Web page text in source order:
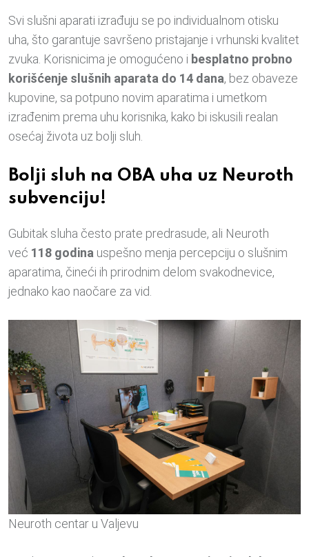
Svi slušni aparati izrađuju se po individualnom otisku
uha, što garantuje savršeno pristajanje i vrhunski kvalitet
zvuka. Korisnicima je omogućeno i besplatno probno
korišćenje slušnih aparata do 14 dana, bez obaveze
kupovine, sa potpuno novim aparatima i umetkom
izrađenim prema uhu korisnika, kako bi iskusili realan
osećaj života uz bolji sluh.
Bolji sluh na OBA uha uz Neuroth
subvenciju!
Gubitak sluha često prate predrasude, ali Neuroth
već 118 godina uspešno menja percepciju o slušnim
aparatima, čineći ih prirodnim delom svakodnevice,
jednako kao naočare za vid.
Neuroth centar u Valjevu